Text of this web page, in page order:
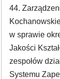
44.
w sprawie
Jakości
zespołów
Systemu